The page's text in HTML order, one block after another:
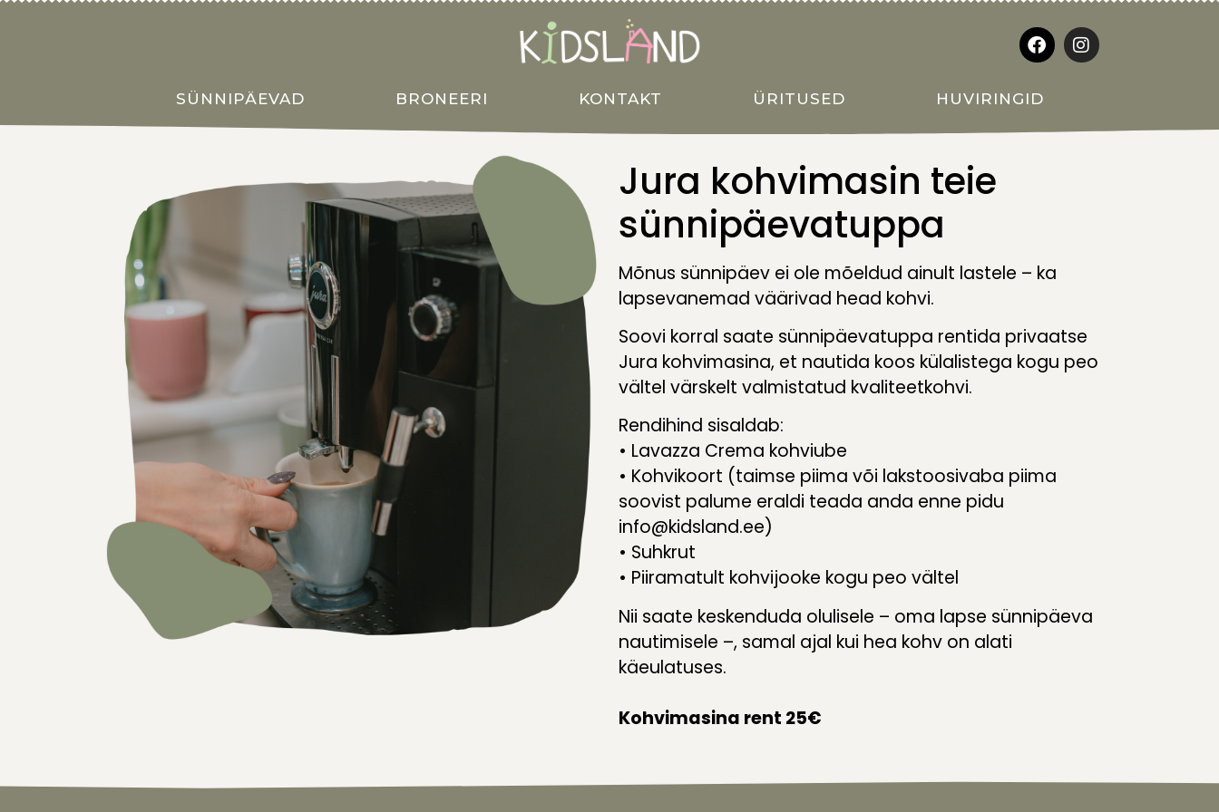
SÜNNIPÄEVAD BRONEERI KONTAKT ÜRITUSED HUVIRINGID
Jura kohvimasin teie
sünnipäevatuppa
Mõnus sünnipäev ei ole mõeldud ainult lastele – ka
lapsevanemad väärivad head kohvi.
Soovi korral saate sünnipäevatuppa rentida privaatse
Jura kohvimasina, et nautida koos külalistega kogu peo
vältel värskelt valmistatud kvaliteetkohvi.
Rendihind sisaldab:
• Lavazza Crema kohviube
• Kohvikoort (taimse piima või lakstoosivaba piima
soovist palume eraldi teada anda enne pidu
info@kidsland.ee)
• Suhkrut
• Piiramatult kohvijooke kogu peo vältel
Nii saate keskenduda olulisele – oma lapse sünnipäeva
nautimisele –, samal ajal kui hea kohv on alati
käeulatuses.
Kohvimasina rent 25€